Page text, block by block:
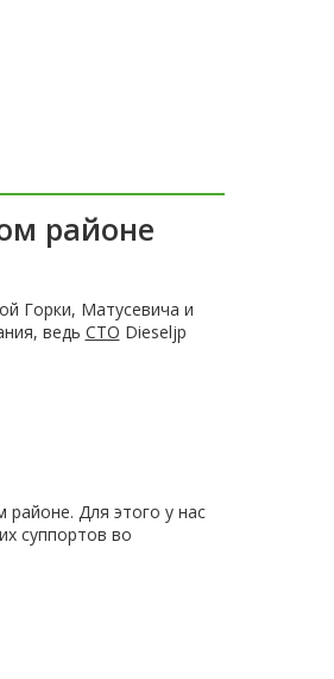
районе
Горки, Матусевича и
ведь СТО Dieseljp
Для этого у нас
суппортов во